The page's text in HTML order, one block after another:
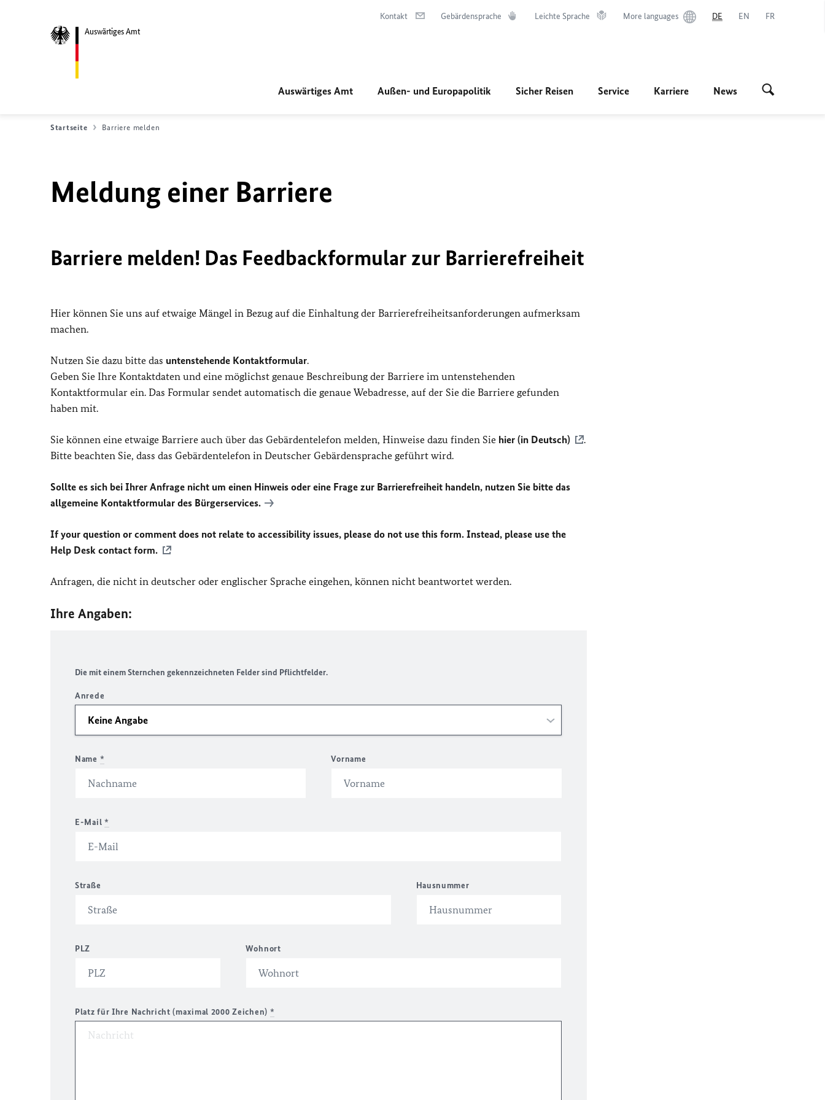
Auswärtiges Amt
Kontakt Gebärdensprache Leichte Sprache More languages DE EN FR
Auswärtiges Amt Außen- und Europapolitik Sicher Reisen Service Karriere News
Startseite Barriere melden
Meldung einer Barriere
Barriere melden! Das Feedbackformular zur Barrierefreiheit
Hier können Sie uns auf etwaige Mängel in Bezug auf die Einhaltung der Barrierefreiheitsanforderungen aufmerksam
machen.
Nutzen Sie dazu bitte das untenstehende Kontaktformular.
Geben Sie Ihre Kontaktdaten und eine möglichst genaue Beschreibung der Barriere im untenstehenden
Kontaktformular ein. Das Formular sendet automatisch die genaue Webadresse, auf der Sie die Barriere gefunden
haben mit.
Sie können eine etwaige Barriere auch über das Gebärdentelefon melden, Hinweise dazu finden Sie hier (in Deutsch)
.
Bitte beachten Sie, dass das Gebärdentelefon in Deutscher Gebärdensprache geführt wird.
Sollte es sich bei Ihrer Anfrage nicht um einen Hinweis oder eine Frage zur Barrierefreiheit handeln, nutzen Sie bitte das
allgemeine Kontaktformular des Bürgerservices.
If your question or comment does not relate to accessibility issues, please do not use this form. Instead, please use the
Help Desk contact form.
Anfragen, die nicht in deutscher oder englischer Sprache eingehen, können nicht beantwortet werden.
Ihre Angaben:
Die mit einem Sternchen gekennzeichneten Felder sind Pflichtfelder.
Anrede
Name * Vorname
E-Mail *
Straße Hausnummer
PLZ Wohnort
Platz für Ihre Nachricht (maximal 2000 Zeichen) *